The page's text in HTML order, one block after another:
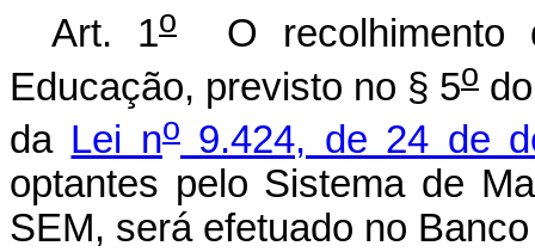
Art. 1o
O recolhimento
Educação, previsto no § 5o
da Lei no9.424, de 24 de
optantes pelo Sistema de
SEM, será efetuado no